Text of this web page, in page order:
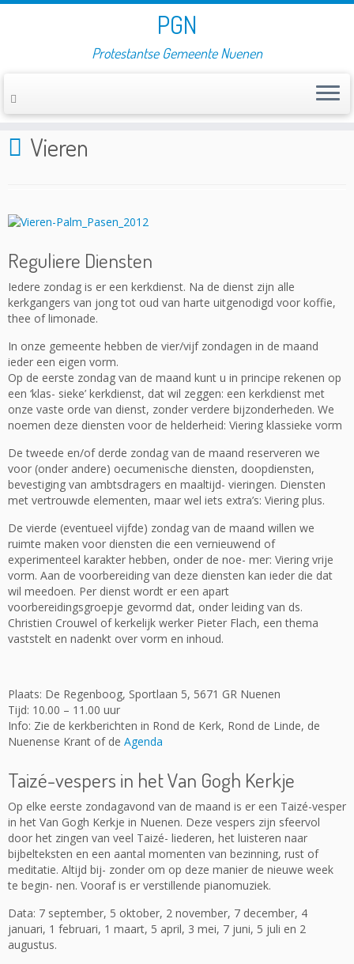
PGN
Protestantse Gemeente Nuenen
Vieren
Reguliere Diensten
Iedere zondag is er een kerkdienst. Na de dienst zijn alle
kerkgangers van jong tot oud van harte uitgenodigd voor koffie,
thee of limonade.
In onze gemeente hebben de vier/vijf zondagen in de maand
ieder een eigen vorm.
Op de eerste zondag van de maand kunt u in principe rekenen op
een ‘klas- sieke’ kerkdienst, dat wil zeggen: een kerkdienst met
onze vaste orde van dienst, zonder verdere bijzonderheden. We
noemen deze diensten voor de helderheid: Viering klassieke vorm
De tweede en/of derde zondag van de maand reserveren we
voor (onder andere) oecumenische diensten, doopdiensten,
bevestiging van ambtsdragers en maaltijd- vieringen. Diensten
met vertrouwde elementen, maar wel iets extra’s: Viering plus.
De vierde (eventueel vijfde) zondag van de maand willen we
ruimte maken voor diensten die een vernieuwend of
experimenteel karakter hebben, onder de noe- mer: Viering vrije
vorm. Aan de voorbereiding van deze diensten kan ieder die dat
wil meedoen. Per dienst wordt er een apart
voorbereidingsgroepje gevormd dat, onder leiding van ds.
Christien Crouwel of kerkelijk werker Pieter Flach, een thema
vaststelt en nadenkt over vorm en inhoud.
Plaats: De Regenboog, Sportlaan 5, 5671 GR Nuenen
Tijd: 10.00 – 11.00 uur
Info: Zie de kerkberichten in Rond de Kerk, Rond de Linde, de
Nuenense Krant of de Agenda
Taizé-vespers in het Van Gogh Kerkje
Op elke eerste zondagavond van de maand is er een Taizé-vesper
in het Van Gogh Kerkje in Nuenen. Deze vespers zijn sfeervol
door het zingen van veel Taizé- liederen, het luisteren naar
bijbelteksten en een aantal momenten van bezinning, rust of
meditatie. Altijd bij- zonder om op deze manier de nieuwe week
te begin- nen. Vooraf is er verstillende pianomuziek.
Data: 7 september, 5 oktober, 2 november, 7 december, 4
januari, 1 februari, 1 maart, 5 april, 3 mei, 7 juni, 5 juli en 2
augustus.